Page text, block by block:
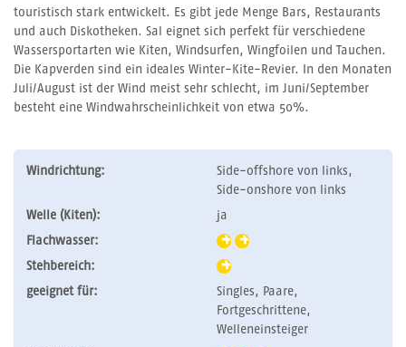
touristisch stark entwickelt. Es gibt jede Menge Bars, Restaurants
und auch Diskotheken. Sal eignet sich perfekt für verschiedene
Wassersportarten wie Kiten, Windsurfen, Wingfoilen und Tauchen.
Die Kapverden sind ein ideales Winter-Kite-Revier. In den Monaten
Juli/August ist der Wind meist sehr schlecht, im Juni/September
besteht eine Windwahrscheinlichkeit von etwa 50%.
Windrichtung:
Side-offshore von links,
Side-onshore von links
Welle (Kiten):
ja
Flachwasser:
Stehbereich:
geeignet für:
Singles, Paare,
Fortgeschrittene,
Welleneinsteiger